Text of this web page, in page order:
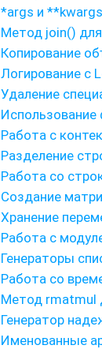
*args и
Метод join()
Копирование
Логирование с
Удаление
Использование
Работа с
Разделение
Работа со
Создание
Хранение
Работа с
Генераторы
Работа со
Метод rmatmul
Генератор
Именованные